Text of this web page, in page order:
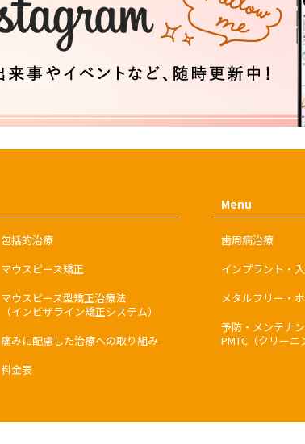
包括的治療
マウスピース矯正
マウスピース型矯正治療法
（インビザライン矯正システム）
痛みに配慮した治療への取り組み
料金表
Menu
歯周病治療
インプラント・
メタルフリー・
予防・メンテナン
PMTC（クリーニ